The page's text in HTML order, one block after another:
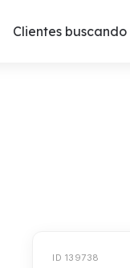
Clientes
ID 139738